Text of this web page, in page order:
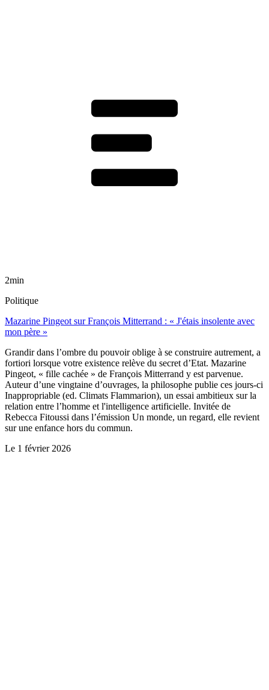
2min
Politique
Mazarine Pingeot sur François Mitterrand : « J'étais insolente avec
mon père »
Grandir dans l’ombre du pouvoir oblige à se construire autrement, a
fortiori lorsque votre existence relève du secret d’Etat. Mazarine
Pingeot, « fille cachée » de François Mitterrand y est parvenue.
Auteur d’une vingtaine d’ouvrages, la philosophe publie ces jours-ci
Inappropriable (ed. Climats Flammarion), un essai ambitieux sur la
relation entre l’homme et l'intelligence artificielle. Invitée de
Rebecca Fitoussi dans l’émission Un monde, un regard, elle revient
sur une enfance hors du commun.
Le 1 février 2026